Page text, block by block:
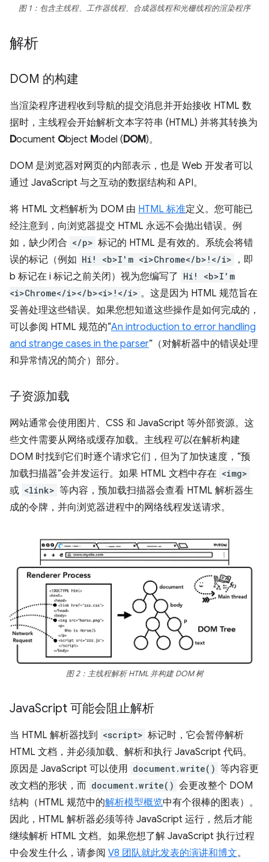
图 1：包含主线程、工作器线程、合成器线程和光栅线程的渲染程序
解析
DOM 的构建
当渲染程序进程收到导航的提交消息并开始接收 HTML 数
据时，主线程会开始解析文本字符串 (HTML) 并将其转换为
Document Object Model (DOM)。
DOM 是浏览器对网页的内部表示，也是 Web 开发者可以
通过 JavaScript 与之互动的数据结构和 API。
将 HTML 文档解析为 DOM 由 HTML 标准定义。您可能已
经注意到，向浏览器提交 HTML 永远不会抛出错误。例
如，缺少闭合 </p> 标记的 HTML 是有效的。系统会将错
误的标记（例如 Hi! <b>I'm <i>Chrome</b>!</i>
，即
b 标记在 i 标记之前关闭）视为您编写了 Hi! <b>I'm
<i>Chrome</i></b><i>!</i> 。这是因为 HTML 规范旨在
妥善处理这些错误。如果您想知道这些操作是如何完成的，
可以参阅 HTML 规范的“An introduction to error handling
and strange cases in the parser”（对解析器中的错误处理
和异常情况的简介）部分。
子资源加载
网站通常会使用图片、CSS 和 JavaScript 等外部资源。这
些文件需要从网络或缓存加载。主线程 可以在解析构建
DOM 时找到它们时逐个请求它们，但为了加快速度，“预
加载扫描器”会并发运行。如果 HTML 文档中存在 <img>
或 <link> 等内容，预加载扫描器会查看 HTML 解析器生
成的令牌，并向浏览器进程中的网络线程发送请求。
图 2：主线程解析 HTML 并构建 DOM 树
JavaScript 可能会阻止解析
当 HTML 解析器找到 <script> 标记时，它会暂停解析
HTML 文档，并必须加载、解析和执行 JavaScript 代码。
原因是 JavaScript 可以使用 document.write() 等内容更
改文档的形状，而 document.write() 会更改整个 DOM
结构（HTML 规范中的解析模型概览中有个很棒的图表）。
因此，HTML 解析器必须等待 JavaScript 运行，然后才能
继续解析 HTML 文档。如果您想了解 JavaScript 执行过程
中会发生什么，请参阅 V8 团队就此发表的演讲和博文。